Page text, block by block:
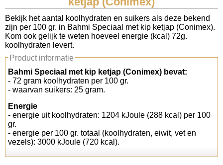
Koolhydraten tellen
Links
Bekijk het aantal koolhydraten en suikers als deze bekend
zijn per 100 gr. in Bahmi Speciaal met kip ketjap (Conimex).
Kom ook gelijk te weten hoeveel energie (kcal) 72g.
koolhydraten levert.
Product informatie
Bahmi Speciaal met kip ketjap (Conimex) bevat:
- 72 gram koolhydraten per 100 gr.
- waarvan suikers: 25 gram.
Energie
- energie uit koolhydraten: 1204 kJoule (288 kcal) per 100
gr.
- energie per 100 gr. totaal (koolhydraten, eiwit, vet en
vezels): 3000 kJoule (720 kcal).